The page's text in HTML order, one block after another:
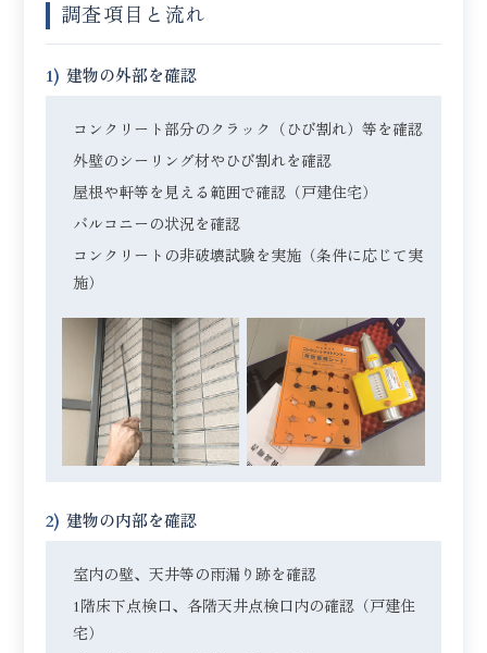
調査項目と流れ
1) 建物の外部を確認
コンクリート部分のクラック（ひび割れ）等を確認
外壁のシーリング材やひび割れを確認
屋根や軒等を見える範囲で確認（戸建住宅）
バルコニーの状況を確認
コンクリートの非破壊試験を実施（条件に応じて実
施）
2) 建物の内部を確認
室内の壁、天井等の雨漏り跡を確認
1階床下点検口、各階天井点検口内の確認（戸建住
宅）